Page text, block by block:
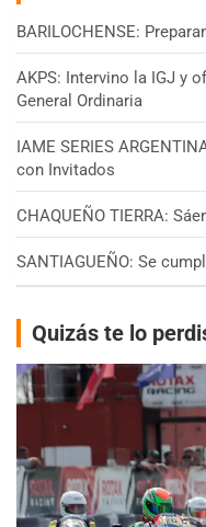
BARILOCHENSE:
AKPS: Intervino la IGJ y
General Ordinaria
IAME SERIES
con Invitados
CHAQUEÑO TIERRA:
SANTIAGUEÑO: Se
Quizás te lo